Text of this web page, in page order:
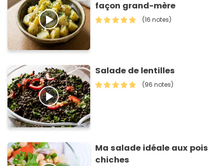
façon grand-mère
(16 notes)
Salade de lentilles
(96 notes)
Ma salade idéale aux pois
chiches